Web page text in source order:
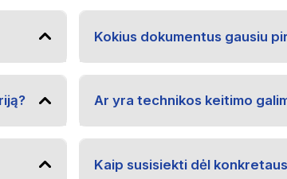
Kokius dokumentus gausiu
Ar yra technikos keitimo
Kaip susisiekti dėl